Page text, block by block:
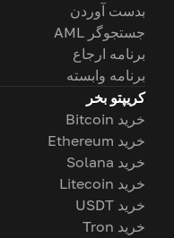
بدست آوردن
جستجوگر AML
برنامه ارجاع
برنامه وابسته
کریپتو بخر
خرید Bitcoin
خرید Ethereum
خرید Solana
خرید Litecoin
خرید USDT
خرید Tron